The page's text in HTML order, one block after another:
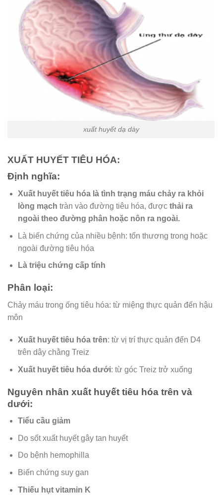
xuất huyết dạ dày
XUẤT HUYẾT TIÊU HÓA:
Định nghĩa:
Xuất huyết tiêu hóa là tình trạng máu chảy ra khỏi
lòng mạch tràn vào đường tiêu hóa, được thải ra
ngoài theo đường phân hoặc nôn ra ngoài.
Là biến chứng của nhiều bệnh: tổn thương trong hoặc
ngoài đường tiêu hóa
Là triệu chứng cấp tính
Phân loại:
Chảy máu trong ống tiêu hóa: từ miệng thực quản đến hậu
môn
Xuất huyết tiêu hóa trên: từ vị trí thực quản đến D4
trên dây chằng Treiz
Xuất huyết tiêu hóa dưới: từ góc Treiz trở xuống
Nguyên nhân xuất huyết tiêu hóa trên và
dưới:
Tiểu cầu giảm
Do sốt xuất huyết gây tan huyết
Do bệnh hemophilla
Biến chứng suy gan
Thiếu hụt vitamin K